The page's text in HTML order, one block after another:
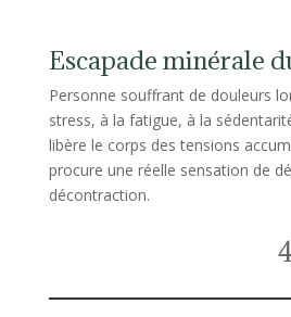
Escapade minérale
Personne souffrant de douleurs
stress, à la fatigue, à la
libère le corps des tensions
procure une réelle sensation de
décontraction.